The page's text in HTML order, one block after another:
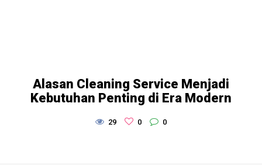
Alasan Cleaning Service Menjadi
Kebutuhan Penting di Era Modern
29 0 0